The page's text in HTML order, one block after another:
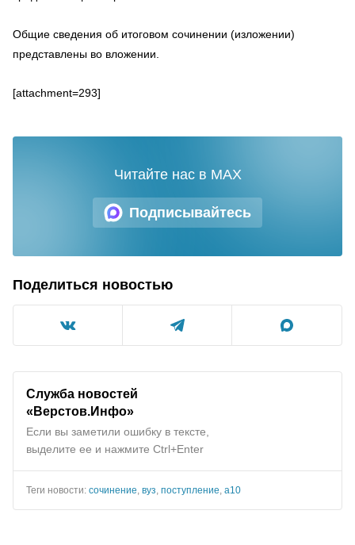
Общие сведения об итоговом сочинении (изложении)
представлены во вложении.
[attachment=293]
Подписывайтесь
Читайте нас в MAX
Поделиться новостью
Служба новостей
«Верстов.Инфо»
Если вы заметили ошибку в тексте,
выделите ее и нажмите Ctrl+Enter
Теги новости: сочинение, вуз, поступление, а10